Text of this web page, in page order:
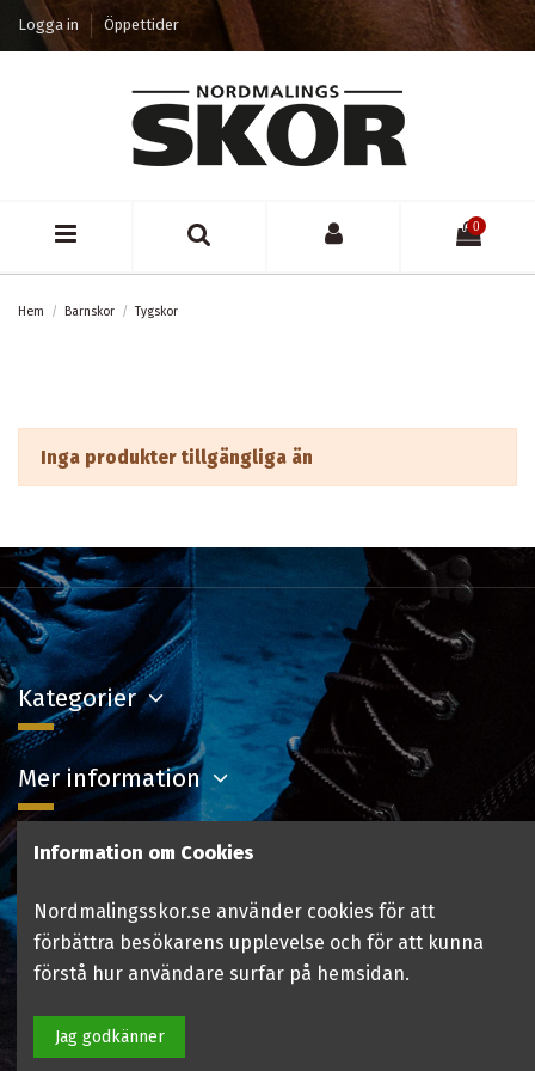
Logga in Öppettider
0
Hem Barnskor Tygskor
Inga produkter tillgängliga än
Kategorier
Mer information
Kontakta oss
Följ oss
Information om Cookies
Nordmalingsskor.se använder cookies för att
förbättra besökarens upplevelse och för att kunna
förstå hur användare surfar på hemsidan.
Jag godkänner